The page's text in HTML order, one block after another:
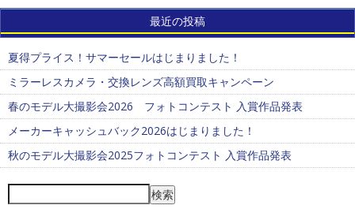
最近の投稿
夏得プライス！サマーセールはじまりました！
ミラーレスカメラ・交換レンズ高額買取キャンペーン
春のモデル大撮影会2026 フォトコンテスト 入賞作品発表
メーカーキャッシュバック2026はじまりました！
秋のモデル大撮影会2025フォトコンテスト 入賞作品発表
検索